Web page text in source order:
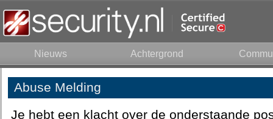
Nieuws Achtergrond
Abuse Melding
Je hebt een klacht over de onderstaande